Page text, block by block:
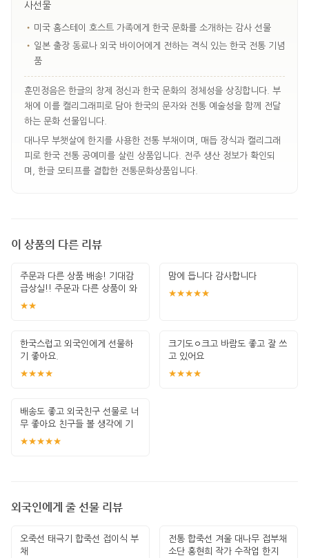
사선물
• 미국 홈스테이 호스트 가족에게 한국 문화를 소개하는 감사 선물
• 일본 출장 동료나 외국 바이어에게 전하는 격식 있는 한국 전통 기념
품
훈민정음은 한글의 창제 정신과 한국 문화의 정체성을 상징합니다. 부
채에 이를 캘리그래피로 담아 한국의 문자와 전통 예술성을 함께 전달
하는 문화 선물입니다.
대나무 부챗살에 한지를 사용한 전통 부채이며, 매듭 장식과 캘리그래
피로 한국 전통 공예미를 살린 상품입니다. 전주 생산 정보가 확인되
며, 한글 모티프를 결합한 전통문화상품입니다.
이 상품의 다른 리뷰
주문과 다른 상품 배송! 기대감
급상실!! 주문과 다른 상품이 와
서 실망
★★
맘에 듭니다 감사합니다
★★★★★
한국스럽고 외국인에게 선물하
기 좋아요.
★★★★
크기도ㅇ크고 바람도 좋고 잘 쓰
고 있어요
★★★★
배송도 좋고 외국친구 선물로 너
무 좋아요 친구들 볼 생각에 기
대됩니다
★★★★★
외국인에게 줄 선물 리뷰
오죽선 태극기 합죽선 접이식 부
채
전통 합죽선 겨울 대나무 접부채
소단 홍현희 작가 수작업 한지